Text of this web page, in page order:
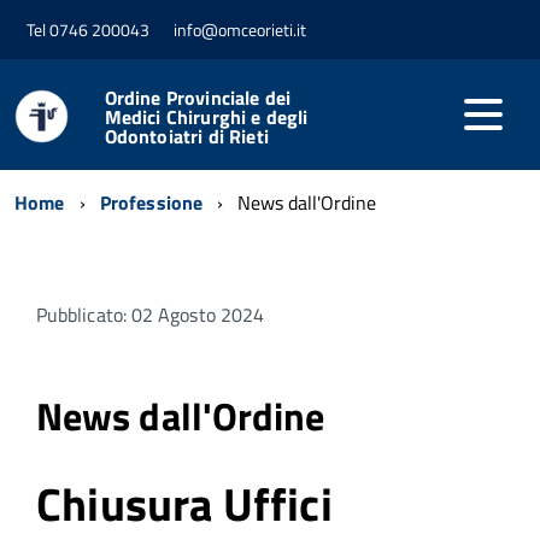
Tel 0746 200043 info@omceorieti.it
Ordine Provinciale dei
Medici Chirurghi e degli
Odontoiatri di Rieti
Home Professione News dall'Ordine
Pubblicato: 02 Agosto 2024
News dall'Ordine
Chiusura Uffici